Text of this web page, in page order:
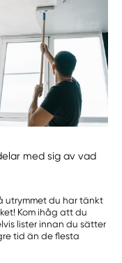
med sig av vad
utrymmet du har tänkt
Kom ihåg att du
lister innan du sätter
tid än de flesta